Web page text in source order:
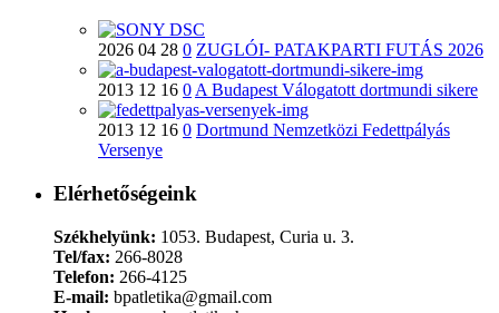
2026 04 28 0 ZUGLÓI- PATAKPARTI FUTÁS 2026
2013 12 16 0 A Budapest Válogatott dortmundi sikere
2013 12 16 0 Dortmund Nemzetközi Fedettpályás
Versenye
Elérhetőségeink
Székhelyünk: 1053. Budapest, Curia u. 3.
Tel/fax: 266-8028
Telefon: 266-4125
E-mail: bpatletika@gmail.com